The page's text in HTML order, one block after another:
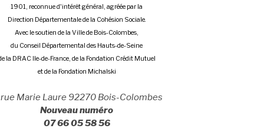
1901, reconnue d'intérêt général, agréée par la
Direction Départementale de la Cohésion Sociale.
Avec le soutien de la Ville de Bois-Colombes,
du Conseil Départemental des Hauts-de-Seine
la DRAC Ile-de-France, de la Fondation Crédit Mutuel
et de la Fondation Michalski
Marie Laure 92270 Bois-Colombes
Nouveau numéro
07 66 05 58 56